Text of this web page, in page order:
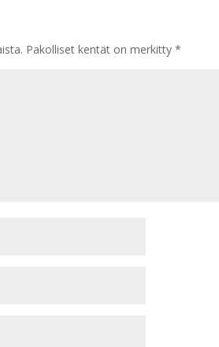
Pakolliset kentät on merkitty*